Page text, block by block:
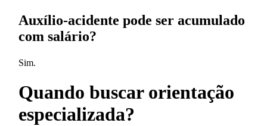
Auxílio-acidente pode ser acumulado
com salário?
Sim.
Quando buscar orientação
especializada?